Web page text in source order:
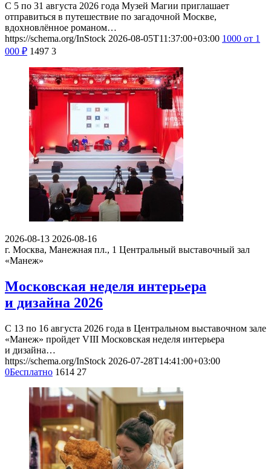
С 5 по 31 августа 2026 года Музей Магии приглашает
отправиться в путешествие по загадочной Москве,
вдохновлённое романом…
https://schema.org/InStock 2026-08-05T11:37:00+03:00 1000 от 1
000 ₽ 1497 3
2026-08-13 2026-08-16
г. Москва, Манежная пл., 1 Центральный выставочный зал
«Манеж»
Московская неделя интерьера
и дизайна 2026
С 13 по 16 августа 2026 года в Центральном выставочном зале
«Манеж» пройдет VIII Московская неделя интерьера
и дизайна…
https://schema.org/InStock 2026-07-28T14:41:00+03:00
0Бесплатно 1614 27